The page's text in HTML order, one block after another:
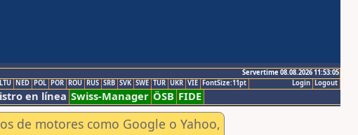
Servertime 08.08.2026 11:53:05
Logout
Login
LTU NED POL POR ROU RUS SRB SVK SWE TUR UKR VIE FontSize:11pt
en línea Swiss-Manager ÖSB FIDE
de motores como Google o Yahoo,